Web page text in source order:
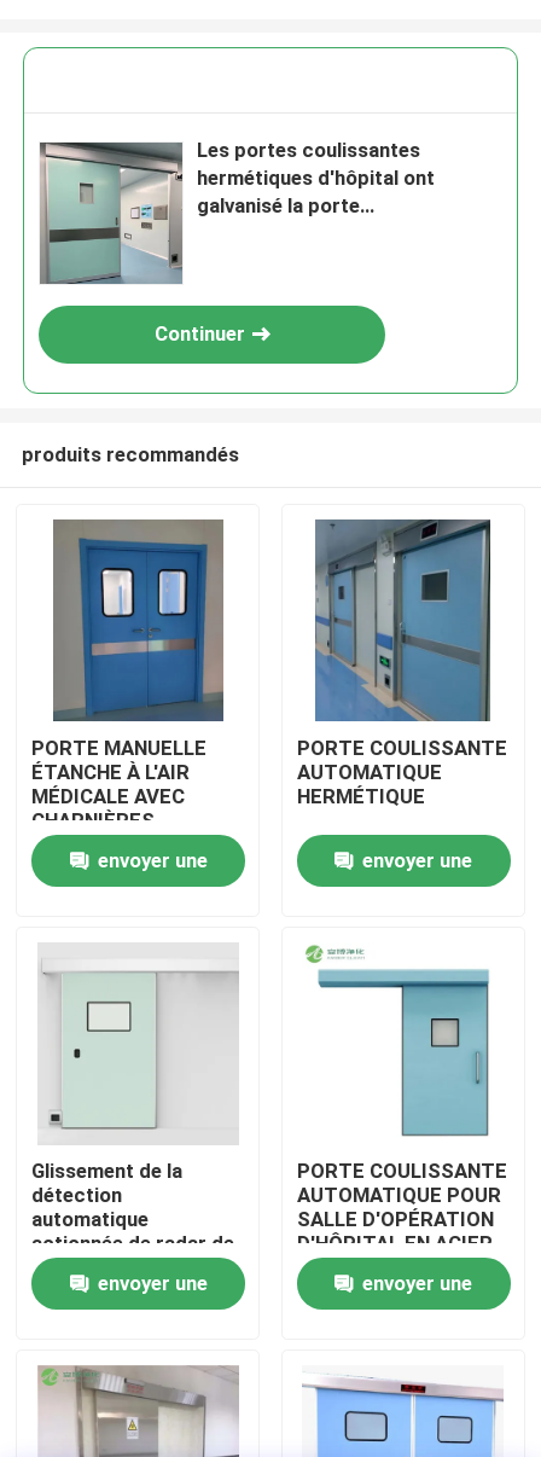
Maison
Produits
Visite d'usine
Contrôle de qualité
Nouvelles
Cas
Théâtre modulaire d'opération
Pièce propre modulaire
Les portes coulissantes
hermétiques d'hôpital ont
galvanisé la porte
Continuer
produits recommandés
PORTE MANUELLE
ÉTANCHE À L'AIR
MÉDICALE AVEC
CHARNIÈRES
envoyer une
PORTE COULISSANTE
AUTOMATIQUE
HERMÉTIQUE
envoyer une
Glissement de la
détection
automatique
actionnée de radar de
contrôle électrique de
porte d'hôpital
envoyer une
PORTE COULISSANTE
AUTOMATIQUE POUR
SALLE D'OPÉRATION
D'HÔPITAL EN ACIER
INOXYDABLE AMBER
envoyer une